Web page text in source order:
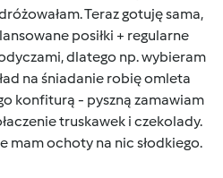
Teraz gotuję sama,
posiłki + regularne
dlatego np. wybieram
na śniadanie robię omleta
konfiturą - pyszną zamawiam
truskawek i czekolady.
mam ochoty na nic słodkiego.